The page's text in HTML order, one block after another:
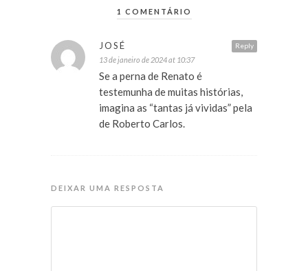
1 COMENTÁRIO
Reply
JOSÉ
13 de janeiro de 2024 at 10:37
Se a perna de Renato é
testemunha de muitas histórias,
imagina as “tantas já vividas” pela
de Roberto Carlos.
DEIXAR UMA RESPOSTA